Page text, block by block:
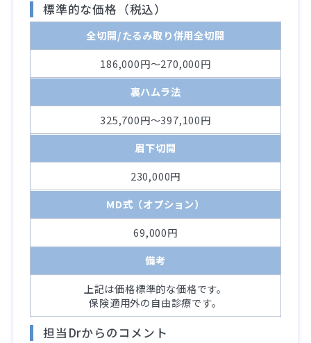
標準的な価格（税込）
全切開/たるみ取り併用全切開
186,000円～270,000円
裏ハムラ法
325,700円～397,100円
眉下切開
230,000円
MD式（オプション）
69,000円
備考
上記は価格標準的な価格です。
保険適用外の自由診療です。
担当Drからのコメント